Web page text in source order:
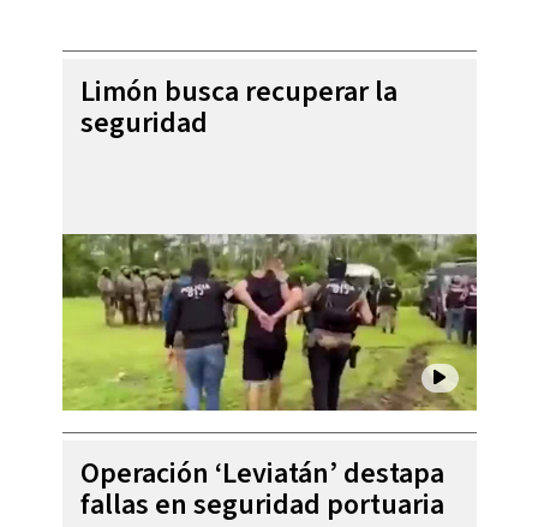
Limón busca recuperar la
seguridad
Operación ‘Leviatán’ destapa
fallas en seguridad portuaria